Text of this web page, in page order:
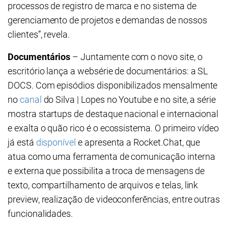
processos de registro de marca e no sistema de
gerenciamento de projetos e demandas de nossos
clientes”, revela.
Documentários – Juntamente com o novo site, o
escritório lança a websérie de documentários: a SL
DOCS. Com episódios disponibilizados mensalmente
nocanal do Silva | Lopes no Youtube e no site, a série
mostra startups de destaque nacional e internacional
e exalta o quão rico é o ecossistema. O primeiro vídeo
já está disponível e apresenta a Rocket.Chat, que
atua como uma ferramenta de comunicação interna
e externa que possibilita a troca de mensagens de
texto, compartilhamento de arquivos e telas, link
preview, realização de videoconferências, entre outras
funcionalidades.